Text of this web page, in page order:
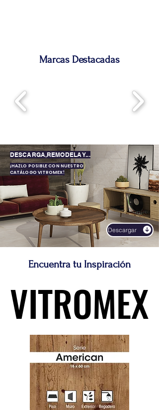
Marcas Destacadas
DESCARGA,REMODELA Y...
¡HAZLO POSIBLE CON NUESTRO
CATÁLOGO VITROMEX!
Descargar
Encuentra tu Inspiración
VITROMEX
VITROMEX